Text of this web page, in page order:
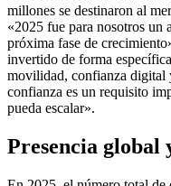
millones se destinaron al
«2025 fue para nosotros un
próxima fase de
invertido de forma
movilidad, confianza digital
confianza es un requisito
pueda escalar».
Presencia global